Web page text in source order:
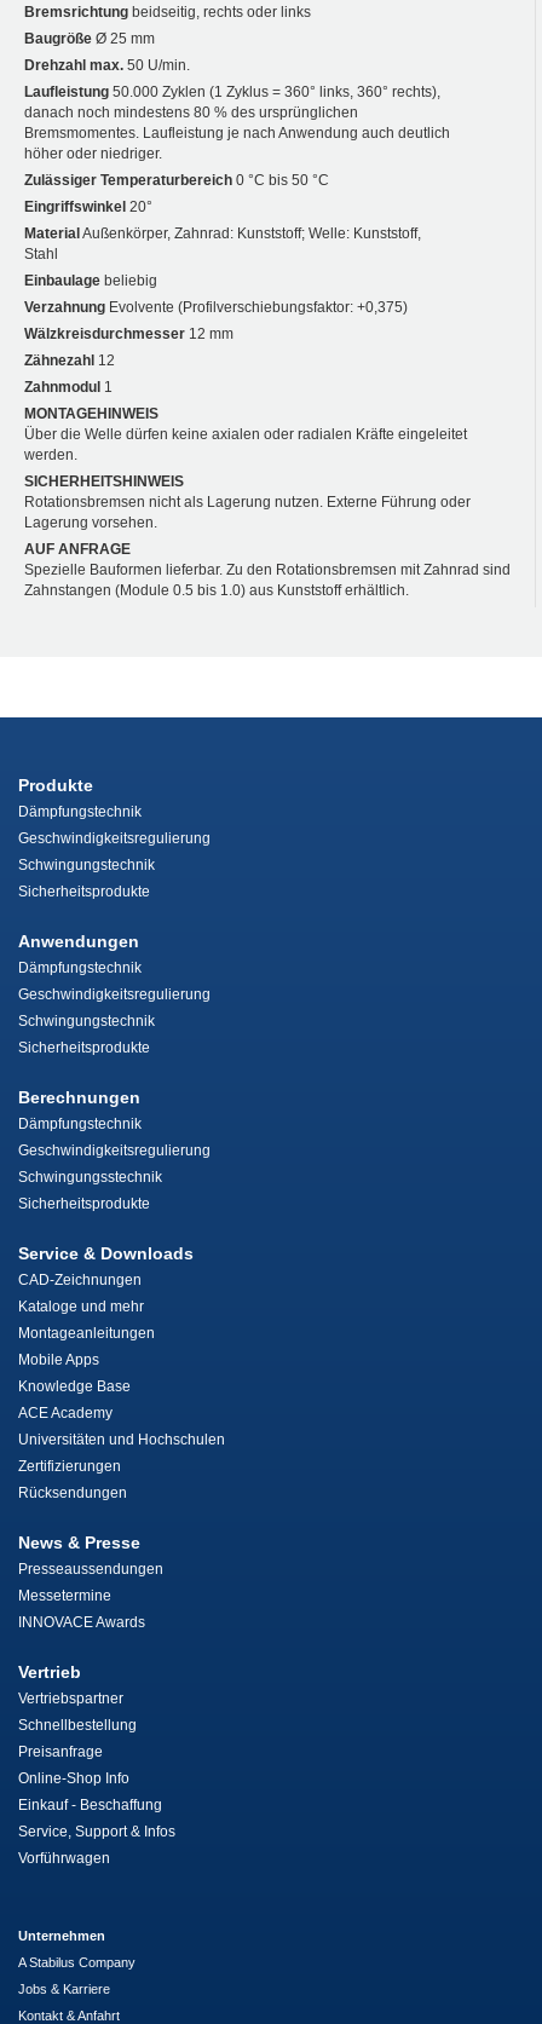
Bremsrichtung beidseitig, rechts oder links
Baugröße Ø 25 mm
Drehzahl max. 50 U/min.
Laufleistung 50.000 Zyklen (1 Zyklus = 360° links, 360° rechts),
danach noch mindestens 80 % des ursprünglichen
Bremsmomentes. Laufleistung je nach Anwendung auch deutlich
höher oder niedriger.
Zulässiger Temperaturbereich 0 °C bis 50 °C
Eingriffswinkel 20°
MaterialAußenkörper, Zahnrad: Kunststoff; Welle: Kunststoff,
Stahl
Einbaulage beliebig
Verzahnung Evolvente (Profilverschiebungsfaktor: +0,375)
Wälzkreisdurchmesser 12 mm
Zähnezahl 12
Zahnmodul 1
MONTAGEHINWEIS
Über die Welle dürfen keine axialen oder radialen Kräfte eingeleitet
werden.
SICHERHEITSHINWEIS
Rotationsbremsen nicht als Lagerung nutzen. Externe Führung oder
Lagerung vorsehen.
AUF ANFRAGE
Spezielle Bauformen lieferbar. Zu den Rotationsbremsen mit Zahnrad sind
Zahnstangen (Module 0.5 bis 1.0) aus Kunststoff erhältlich.
Produkte
Dämpfungstechnik
Geschwindigkeitsregulierung
Schwingungstechnik
Sicherheitsprodukte
Anwendungen
Dämpfungstechnik
Geschwindigkeitsregulierung
Schwingungstechnik
Sicherheitsprodukte
Berechnungen
Dämpfungstechnik
Geschwindigkeitsregulierung
Schwingungsstechnik
Sicherheitsprodukte
Service & Downloads
CAD-Zeichnungen
Kataloge und mehr
Montageanleitungen
Mobile Apps
Knowledge Base
ACE Academy
Universitäten und Hochschulen
Zertifizierungen
Rücksendungen
News & Presse
Presseaussendungen
Messetermine
INNOVACE Awards
Vertrieb
Vertriebspartner
Schnellbestellung
Preisanfrage
Online-Shop Info
Einkauf - Beschaffung
Service, Support & Infos
Vorführwagen
Unternehmen
A Stabilus Company
Jobs & Karriere
Kontakt & Anfahrt